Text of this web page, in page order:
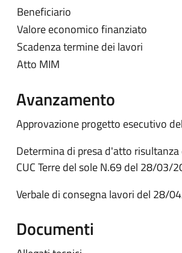
Beneficiario
Valore economico finanziato
Scadenza termine dei lavori
Atto MIM
Avanzamento
Approvazione progetto esecutivo
Determina di presa d'atto
CUC Terre del sole N.69 del 28/03/
Verbale di consegna lavori del 28/
Documenti